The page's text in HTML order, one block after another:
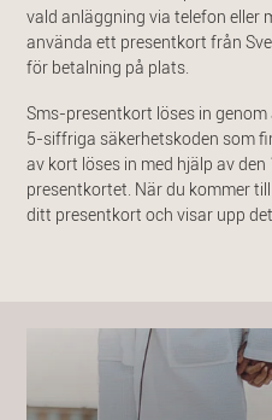
vald anläggning via telefon eller
använda ett presentkort från
för betalning på plats.
Sms-presentkort löses in
5-siffriga säkerhetskoden som
av kort löses in med hjälp av
presentkortet. När du kommer
ditt presentkort och visar upp